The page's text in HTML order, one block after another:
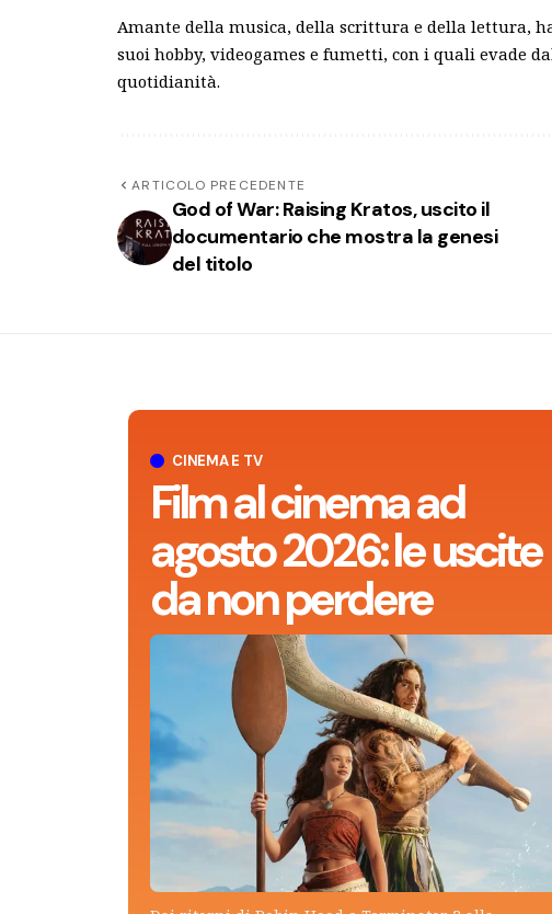
Amante della musica, della scrittura e della lettura,
suoi hobby, videogames e fumetti, con i quali evade
quotidianità.
ARTICOLO PRECEDENTE
God of War: Raising Kratos, uscito il
documentario che mostra la genesi
del titolo
CINEMA E TV
Film al cinema ad
agosto 2026: le uscite
da non perdere